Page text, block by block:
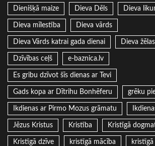
Dienišķā maize Dieva Dēls Dieva
Dieva mīlestība Dieva vārds
Dieva Vārds katrai gada dienai Dieva
Dzīvības ceļš e-baznica.lv
Es gribu dzīvot šīs dienas ar Tevi
Gads kopa ar Dītrihu Bonhēferu grēku
Ikdienas ar Pirmo Mozus grāmatu
Jēzus Kristus Kristība Kristīgā
Kristīgā dzīve kristīgā mācība